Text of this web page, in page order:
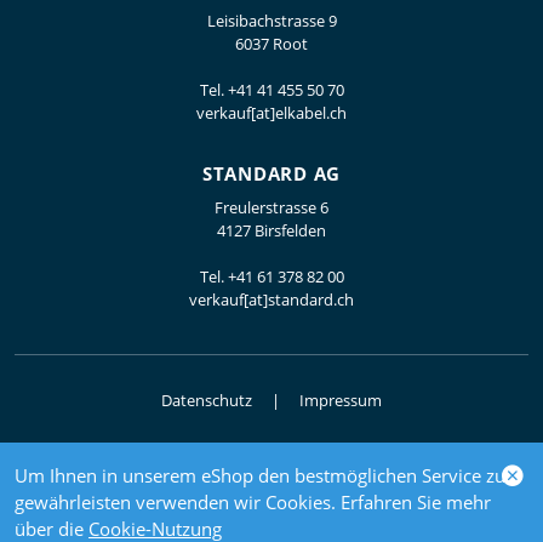
Um Ihnen in unserem eShop den bestmöglichen Service zu
gewährleisten verwenden wir Cookies. Erfahren Sie mehr
über die Cookie-Nutzung
Leisibachstrasse 9
6037 Root
Tel.+41 41 455 50 70
verkauf[at]elkabel.ch
STANDARD AG
Freulerstrasse 6
4127 Birsfelden
Tel.+41 61 378 82 00
verkauf[at]standard.ch
Datenschutz Impressum
© 2026 Elektrogrosshandel
powered by polynorm